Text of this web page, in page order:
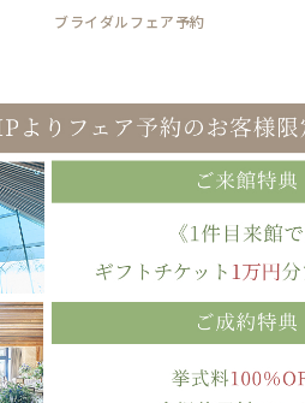
ブライダルフェア予約